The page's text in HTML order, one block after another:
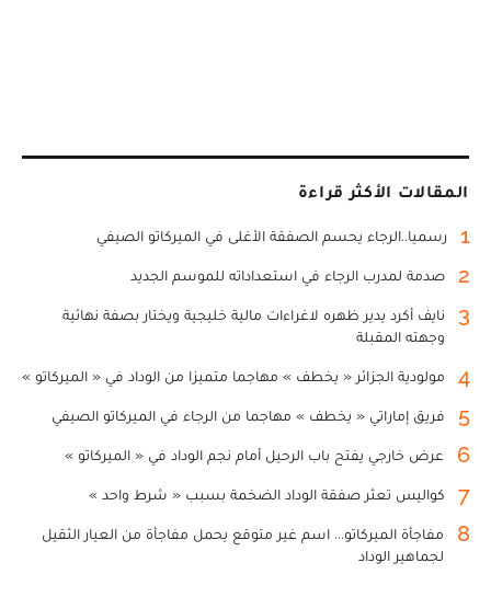
المقالات الأكثر قراءة
1 رسميا..الرجاء يحسم الصفقة الأغلى في الميركاتو الصيفي
2 صدمة لمدرب الرجاء في استعداداته للموسم الجديد
3
نايف أكرد يدير ظهره لاغراءات مالية خليجية ويختار بصفة نهائية
وجهته المقبلة
4 مولودية الجزائر « يخطف » مهاجما متميزا من الوداد في « الميركاتو »
5 فريق إماراتي « يخطف » مهاجما من الرجاء في الميركاتو الصيفي
6 عرض خارجي يفتح باب الرحيل أمام نجم الوداد في « الميركاتو »
7 كواليس تعثر صفقة الوداد الضخمة بسبب « شرط واحد »
8
مفاجأة الميركاتو... اسم غير متوقع يحمل مفاجأة من العيار الثقيل
لجماهير الوداد